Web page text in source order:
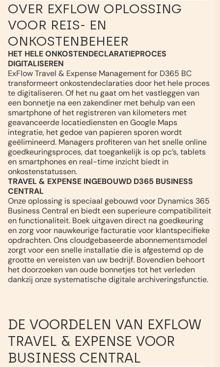
OVER EXFLOW OPLOSSING
VOOR REIS- EN
ONKOSTENBEHEER
HET HELE ONKOSTENDECLARATIEPROCES
DIGITALISEREN
ExFlow Travel & Expense Management for D365 BC
transformeert onkostendeclaraties door het hele proces
te digitaliseren. Of het nu gaat om het vastleggen van
een bonnetje na een zakendiner met behulp van een
smartphone of het registreren van kilometers met
geavanceerde locatiediensten en Google Maps
integratie, het gedoe van papieren sporen wordt
geëlimineerd. Managers profiteren van het snelle online
goedkeuringsproces, dat toegankelijk is op pc’s, tablets
en smartphones en real-time inzicht biedt in
onkostenstatussen.
TRAVEL & EXPENSE INGEBOUWD D365 BUSINESS
CENTRAL
Onze oplossing is speciaal gebouwd voor Dynamics 365
Business Central en biedt een superieure compatibiliteit
en functionaliteit. Boek uitgaven direct na goedkeuring
en zorg voor nauwkeurige facturatie voor klantspecifieke
opdrachten. Ons cloudgebaseerde abonnementsmodel
zorgt voor een snelle installatie die is afgestemd op de
grootte en vereisten van uw bedrijf. Bovendien behoort
het doorzoeken van oude bonnetjes tot het verleden
dankzij onze systematische digitale archiveringsfunctie.
DE VOORDELEN VAN EXFLOW
TRAVEL & EXPENSE VOOR
BUSINESS CENTRAL